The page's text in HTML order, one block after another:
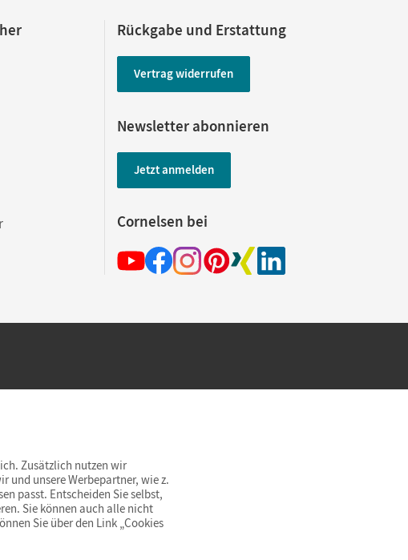
Rückgabe und Erstattung
Vertrag widerrufen
Newsletter abonnieren
Jetzt anmelden
Cornelsen bei
versandkostenfrei innerhalb Deutschlands
Zusätzlich nutzen wir
und unsere Werbepartner, wie z.
passt. Entscheiden Sie selbst,
Sie können auch alle nicht
Sie über den Link „Cookies